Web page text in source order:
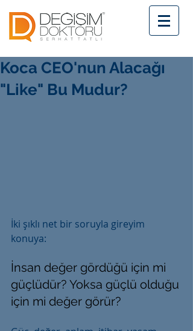
Koca CEO'nun Alacağı
"Like" Bu Mudur?
İki şıklı net bir soruyla gireyim
konuya:
İnsan değer gördüğü için mi
güçlüdür? Yoksa güçlü olduğu
için mi değer görür?